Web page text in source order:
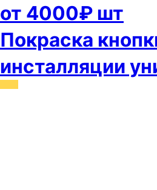
от 4000₽ шт
Покраска
инсталляции